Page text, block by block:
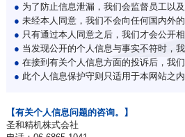
● 为了防止信息泄漏，我们会监督员工以及
● 未经本人同意，我们不会向任何国内外
● 只有通过本人同意之后，我们才会公开相
● 当发现公开的个人信息与事实不符时，
● 在接到有关个人信息方面的投诉后，我们
● 此个人信息保护守则只适用于本网站之内
【有关个人信息问题的咨询。】
圣和精机株式会社